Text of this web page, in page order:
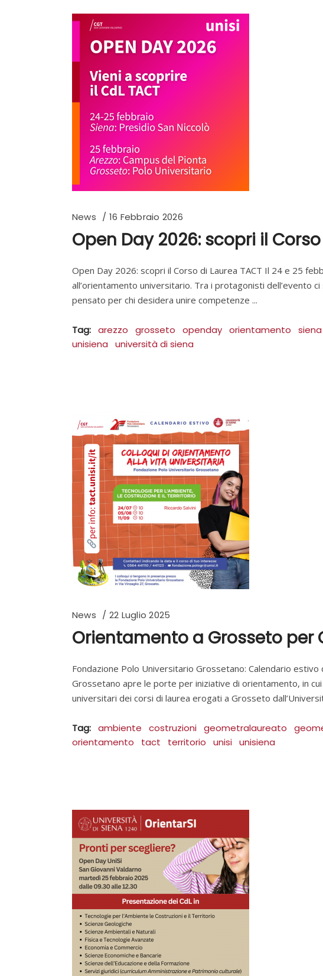
News 16 Febbraio 2026
Open Day 2026: scopri il
Open Day 2026: scopri il Corso di Laurea TACT Il 24 e 25
all’orientamento universitario. Tra i protagonisti dell’evento
pensato per chi desidera unire competenze
Tag: arezzo grosseto openday orientamento siena
unisiena
università di siena
News 22 Luglio 2025
Orientamento a Grosseto per
Fondazione Polo Universitario Grossetano: Calendario
Grossetano apre le porte per iniziative di orientamento, in
universitari dei corsi di laurea erogati a Grosseto
Tag: ambiente costruzioni geometralaureato
orientamento
tact territorio unisi unisiena